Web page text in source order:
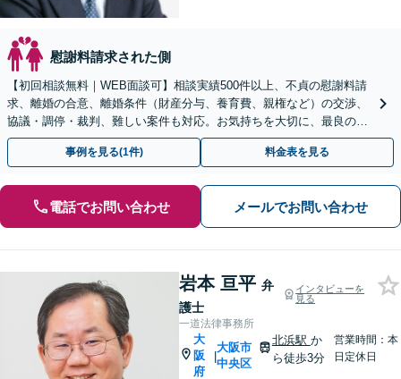
慰謝料請求された側
【初回相談無料｜WEB面談可】相談実績500件以上、不貞の慰謝料請
求、離婚の合意、離婚条件（財産分与、養育費、親権など）の交渉、
協議・調停・裁判、難しい案件も対応。お気持ちを大切に、最良の解
決へ導きます【弁護士歴15年以上｜子連れ相談可】
事例を見る(1件) 料金表を見る
電話でお問い合わせ メールでお問い合わせ
岩本 亘平 弁
護士
インタビューを
見る
一道法律事務所
大
阪
府
|
大阪市
中央区
北浜駅 か
ら徒歩3分
営業時間：本
日定休日